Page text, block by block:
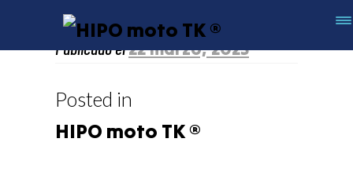
Publicado el22 marzo, 2023
Posted in
HIPO moto TK ®